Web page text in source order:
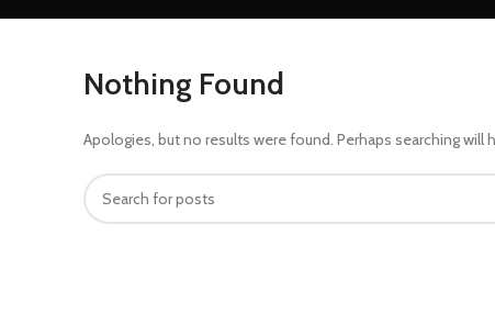
Nothing Found
Apologies, but no results were found. Perhaps searching will